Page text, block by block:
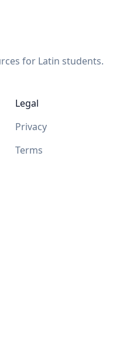
for Latin students.
Legal
Privacy
Terms